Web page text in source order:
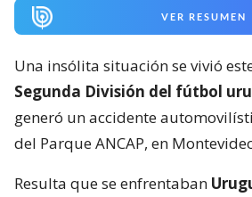
VER RESUMEN
Una insólita situación se vivió
Segunda División del fútbol
generó un accidente
del Parque ANCAP, en
Resulta que se enfrentaban